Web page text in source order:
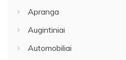
Apranga
Augintiniai
Automobiliai